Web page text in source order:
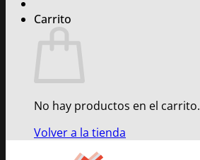
Carrito
No hay productos en el carrito.
Volver a la tienda